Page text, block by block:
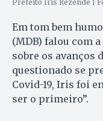
Prefeito Iris Rezende |
Em tom bem
(MDB) falou com
sobre os avanços
questionado se
Covid-19, Iris foi
ser o primeiro”.